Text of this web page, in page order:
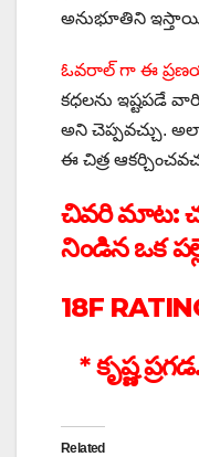
అనుభూతిని
ఓవరాల్ గా ఈ
కధలను ఇష్టపడే
అని చెప్పవచ్చు.
ఈ చిత్ర
చివరి మాట:
నిండిన ఒక
18F
* కృష్ణ
Related